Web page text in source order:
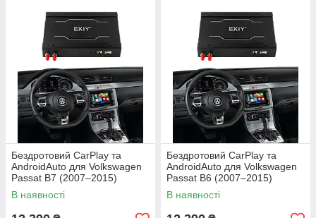
Бездротовий CarPlay та
AndroidAuto для Volkswagen
Passat B7 (2007–2015)
В наявності
Бездротовий CarPlay та
AndroidAuto для Volkswagen
Passat B6 (2007–2015)
В наявності